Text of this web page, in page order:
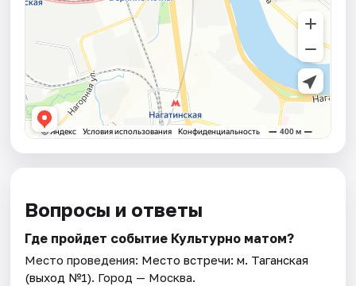
Вопросы и ответы
Где пройдет событие Культурно матом?
Место проведения: Место встречи: м. Таганская
(выход №1). Город — Москва.